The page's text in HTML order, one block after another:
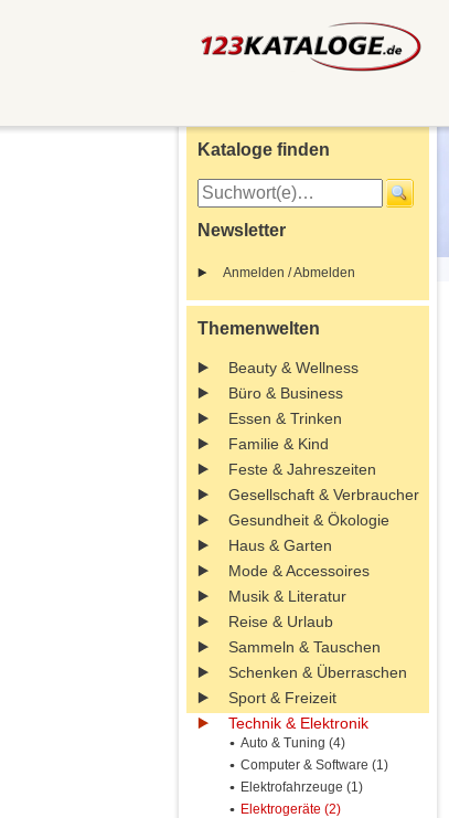
Kataloge finden
Newsletter
Anmelden / Abmelden
Themenwelten
Beauty & Wellness
Büro & Business
Essen & Trinken
Familie & Kind
Feste & Jahreszeiten
Gesellschaft & Verbraucher
Gesundheit & Ökologie
Haus & Garten
Mode & Accessoires
Musik & Literatur
Reise & Urlaub
Sammeln & Tauschen
Schenken & Überraschen
Sport & Freizeit
Technik & Elektronik
Auto & Tuning (4)
Computer & Software (1)
Elektrofahrzeuge (1)
Elektrogeräte (2)